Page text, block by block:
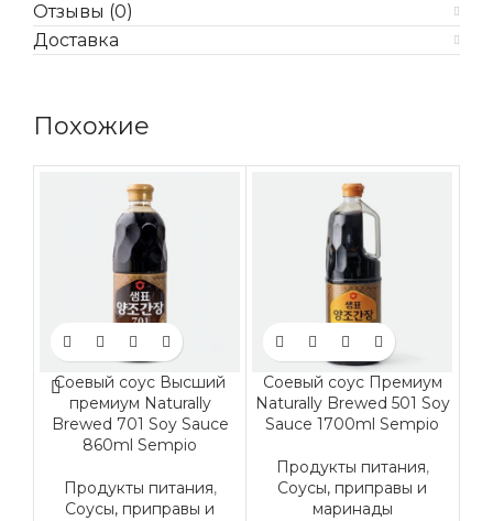
Отзывы (0)
Доставка
Похожие
Соевый соус Высший
премиум Naturally
Brewed 701 Soy Sauce
860ml Sempio
Продукты питания,
Соусы, приправы и
Соевый соус Премиум
Naturally Brewed 501 Soy
Sauce 1700ml Sempio
Продукты питания,
Соусы, приправы и
маринады